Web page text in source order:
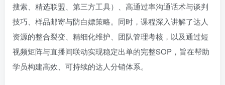
搜索、精选联盟、第三方工具）、高通过率沟通话术与谈判
技巧、样品邮寄与防白嫖策略。同时，课程深入讲解了达人
资源的整合裂变、精细化维护、团队管理考核，以及通过短
视频矩阵与直播间联动实现稳定出单的完整SOP，旨在帮助
学员构建高效、可持续的达人分销体系。